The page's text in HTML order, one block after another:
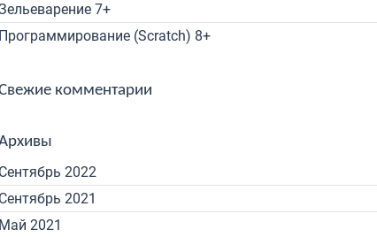
7+
Программирование (Scratch) 8+
комментарии
Сентябрь 2022
Сентябрь 2021
Май 2021